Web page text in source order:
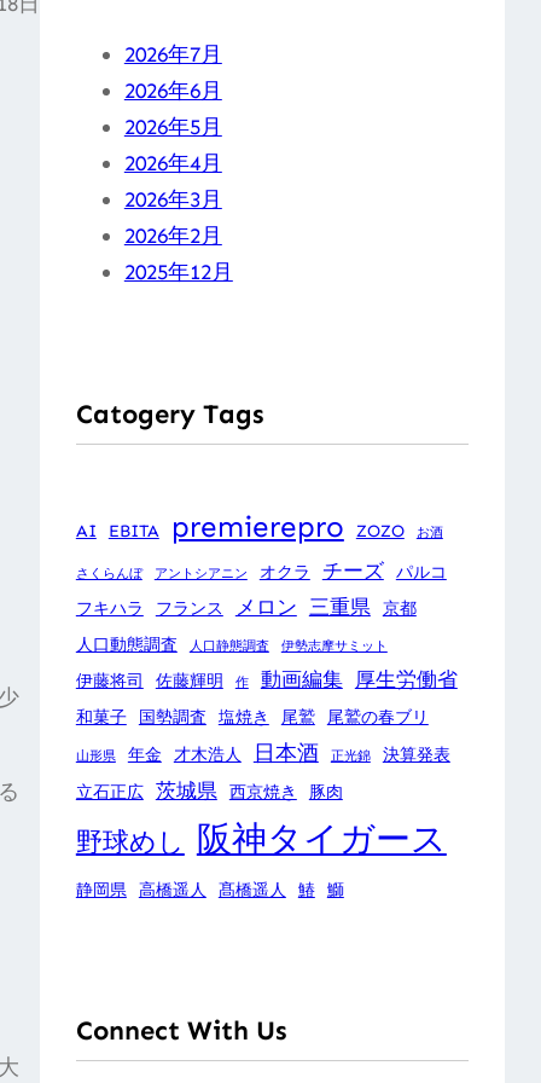
2026年7月
2026年6月
2026年5月
2026年4月
2026年3月
2026年2月
2025年12月
Catogery Tags
AI EBITA premierepro ZOZO お酒
さくらんぼ アントシアニン オクラ チーズ パルコ
フキハラ
フランス メロン 三重県
京都
人口動態調査
人口静態調査 伊勢志摩サミット
伊藤将司 佐藤輝明 作 動画編集 厚生労働省
和菓子 国勢調査 塩焼き 尾鷲 尾鷲の春ブリ
山形県 年金 才木浩人 日本酒 正光錦
決算発表
立石正広 茨城県 西京焼き 豚肉
野球めし 阪神タイガース
静岡県 高橋遥人 髙橋遥人 鰆 鰤
Connect With Us